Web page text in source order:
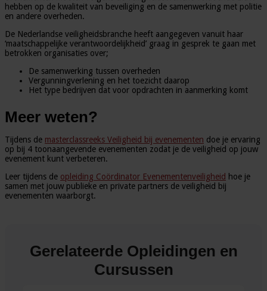
hebben op de kwaliteit van beveiliging en de samenwerking met politie
en andere overheden.
De Nederlandse veiligheidsbranche heeft aangegeven vanuit haar
‘maatschappelijke verantwoordelijkheid’ graag in gesprek te gaan met
betrokken organisaties over;
De samenwerking tussen overheden
Vergunningverlening en het toezicht daarop
Het type bedrijven dat voor opdrachten in aanmerking komt
Meer weten?
Tijdens de masterclassreeks Veiligheid bij evenementen doe je ervaring
op bij 4 toonaangevende evenementen zodat je de veiligheid op jouw
evenement kunt verbeteren.
Leer tijdens de opleiding Coördinator Evenementenveiligheid hoe je
samen met jouw publieke en private partners de veiligheid bij
evenementen waarborgt.
Gerelateerde Opleidingen en
Cursussen